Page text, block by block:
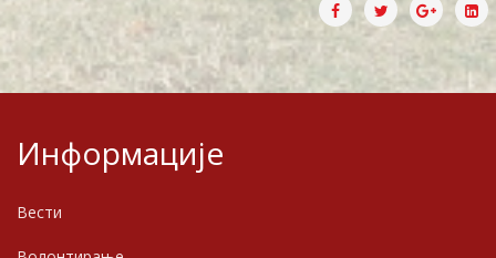
Информације
Вести